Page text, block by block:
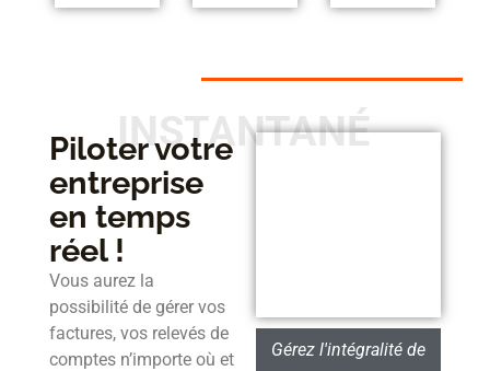
INSTANTANÉ
Piloter votre
entreprise
en temps
réel !
Vous aurez la
possibilité de gérer vos
factures, vos relevés de
comptes n’importe où et
Gérez l'intégralité de